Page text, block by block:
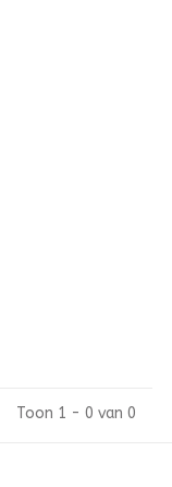
Toon 1 - 0 van 0